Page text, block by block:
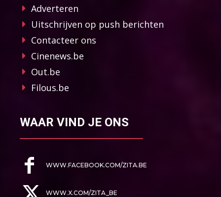
Adverteren
Uitschrijven op push berichten
Contacteer ons
Cinenews.be
Out.be
Filous.be
WAAR VIND JE ONS
WWW.FACEBOOK.COM/ZITA.BE
WWW.X.COM/ZITA_BE